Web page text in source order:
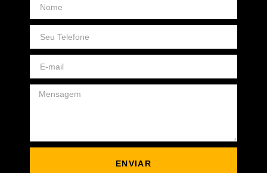
ENVIAR